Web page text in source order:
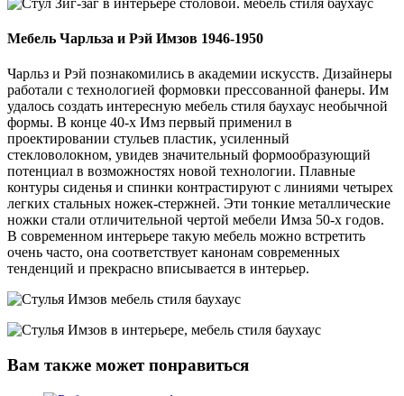
Мебель Чарльза и Рэй Имзов 1946-1950
Чарльз и Рэй познакомились в академии искусств. Дизайнеры
работали с технологией формовки прессованной фанеры. Им
удалось создать интересную мебель стиля баухаус необычной
формы. В конце 40-х Имз первый применил в
проектировании стульев пластик, усиленный
стекловолокном, увидев значительный формообразующий
потенциал в возможностях новой технологии. Плавные
контуры сиденья и спинки контрастируют с линиями четырех
легких стальных ножек-стержней. Эти тонкие металлические
ножки стали отличительной чертой мебели Имза 50-х годов.
В современном интерьере такую мебель можно встретить
очень часто, она соответствует канонам современных
тенденций и прекрасно вписывается в интерьер.
Вам также может понравиться